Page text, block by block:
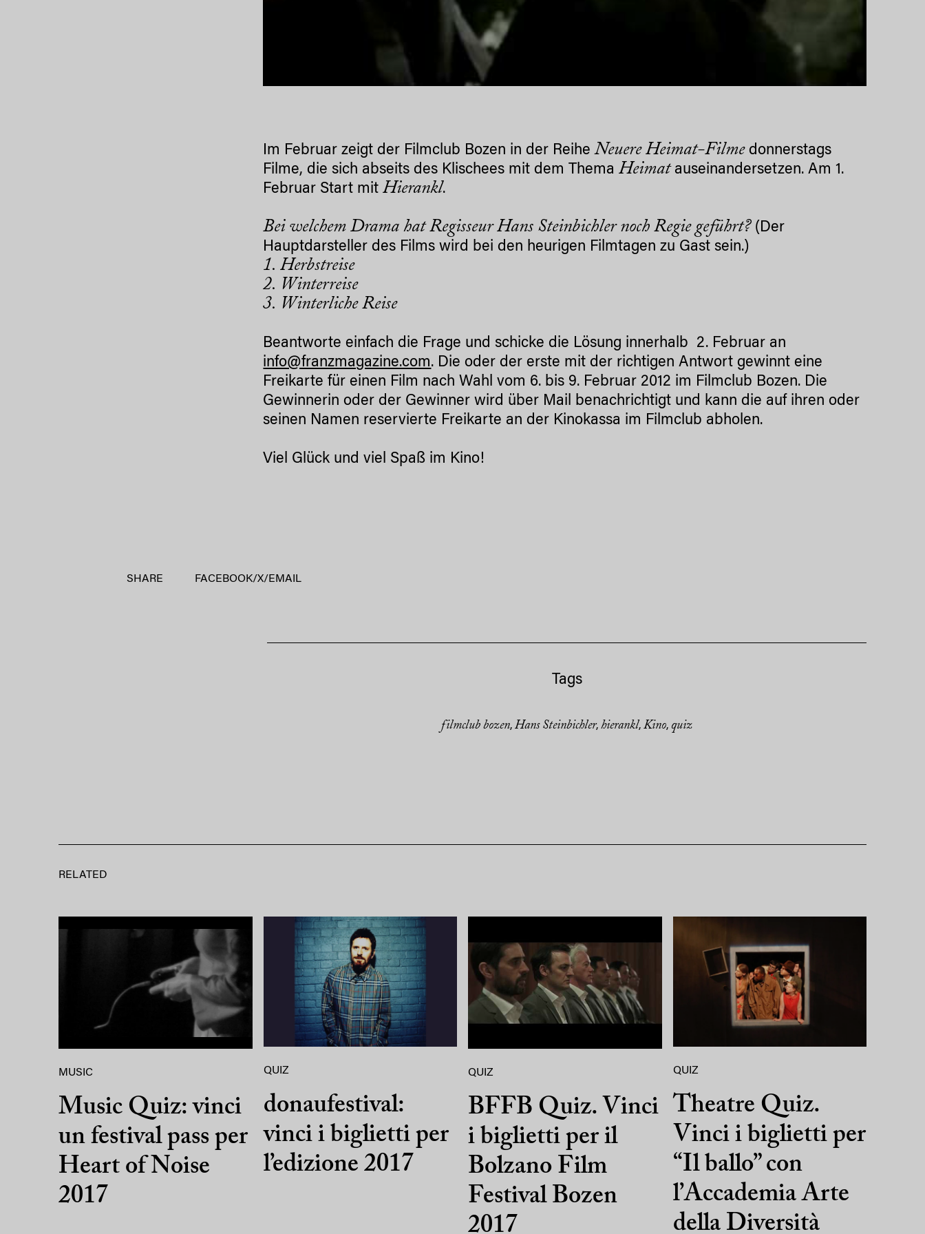
Im Februar zeigt der Filmclub Bozen in der ReiheNeuere Heimat-Filmedonnerstags
Filme, die sich abseits des Klischees mit dem ThemaHeimatauseinandersetzen. Am 1.
Februar Start mitHierankl.
Bei welchem Drama hat Regisseur Hans Steinbichler noch Regie geführt? (Der
Hauptdarsteller des Films wird bei den heurigen Filmtagen zu Gast sein.)
1. Herbstreise
2. Winterreise
3. Winterliche Reise
Beantworte einfach die Frage und schicke die Lösung innerhalb 2. Februar an
info@franzmagazine.com. Die oder der erste mit der richtigen Antwort gewinnt eine
Freikarte für einen Film nach Wahl vom 6. bis 9. Februar 2012 im Filmclub Bozen. Die
Gewinnerin oder der Gewinner wird über Mail benachrichtigt und kann die auf ihren oder
seinen Namen reservierte Freikarte an der Kinokassa im Filmclub abholen.
Viel Glück und viel Spaß im Kino!
SHARE FACEBOOK/X/ EMAIL
Tags
filmclub bozen, Hans Steinbichler, hierankl, Kino, quiz
RELATED
MUSIC
Music Quiz: vinci
un festival pass per
Heart of Noise
2017
QUIZ
donaufestival:
vinci i biglietti per
l’edizione 2017
QUIZ
BFFB Quiz. Vinci
i biglietti per il
Bolzano Film
Festival Bozen
2017
QUIZ
Theatre Quiz.
Vinci i biglietti per
“Il ballo” con
l’Accademia Arte
della Diversità